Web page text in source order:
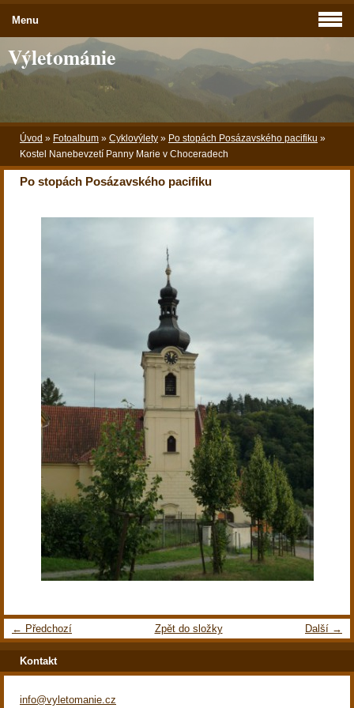
Výletománie
Úvod » Fotoalbum » Cyklovýlety » Po stopách Posázavského pacifiku »
Kostel Nanebevzetí Panny Marie v Choceradech
Po stopách Posázavského pacifiku
← Předchozí Další →
Zpět do složky
Menu
Kontakt
info@vyletomanie.cz